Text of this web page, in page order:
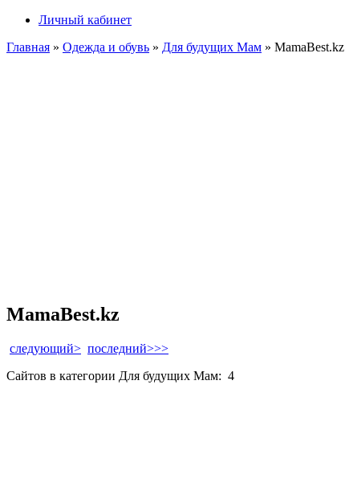
Личный кабинет
Главная » Одежда и обувь » Для будущих Мам » MamaBest.kz
MamaBest.kz
следующий> последний>>>
Сайтов в категории Для будущих Мам: 4